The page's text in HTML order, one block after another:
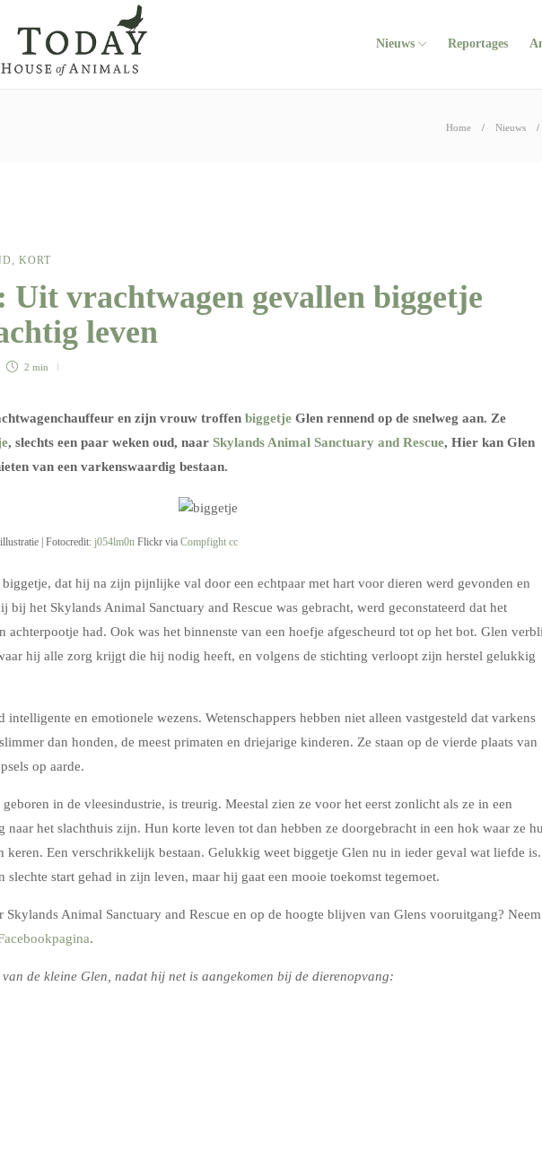
Nieuws Reportages
Home Nieuws
, KORT
Uit vrachtwagen gevallen biggetje
leven
2 min
en zijn vrouw troffen biggetje Glen rennend op de snelweg aan. Ze
, slechts een paar weken oud, naar Skylands Animal Sanctuary and Rescue, Hier kan Glen
van een varkenswaardig bestaan.
| Fotocredit: j054lm0nFlickr via Compfight cc
biggetje, dat hij na zijn pijnlijke val door een echtpaar met hart voor dieren werd gevonden en
bij het Skylands Animal Sanctuary and Rescue was gebracht, werd geconstateerd dat het
achterpootje had. Ook was het binnenste van een hoefje afgescheurd tot op het bot. Glen
hij alle zorg krijgt die hij nodig heeft, en volgens de stichting verloopt zijn herstel gelukkig
intelligente en emotionele wezens. Wetenschappers hebben niet alleen vastgesteld dat varkens
dan honden, de meest primaten en driejarige kinderen. Ze staan op de vierde plaats van
op aarde.
in de vleesindustrie, is treurig. Meestal zien ze voor het eerst zonlicht als ze in een
naar het slachthuis zijn. Hun korte leven tot dan hebben ze doorgebracht in een hok waar ze
keren. Een verschrikkelijk bestaan. Gelukkig weet biggetje Glen nu in ieder geval wat liefde is.
slechte start gehad in zijn leven, maar hij gaat een mooie toekomst tegemoet.
Skylands Animal Sanctuary and Rescue en op de hoogte blijven van Glens vooruitgang? Neem
.
de kleine Glen, nadat hij net is aangekomen bij de dierenopvang: